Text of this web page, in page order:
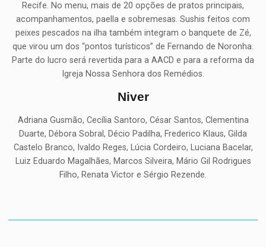
Recife. No menu, mais de 20 opções de pratos principais,
acompanhamentos, paella e sobremesas. Sushis feitos com
peixes pescados na ilha também integram o banquete de Zé,
que virou um dos “pontos turísticos” de Fernando de Noronha.
Parte do lucro será revertida para a AACD e para a reforma da
Igreja Nossa Senhora dos Remédios.
Niver
Adriana Gusmão, Cecília Santoro, César Santos, Clementina
Duarte, Débora Sobral, Décio Padilha, Frederico Klaus, Gilda
Castelo Branco, Ivaldo Reges, Lúcia Cordeiro, Luciana Bacelar,
Luiz Eduardo Magalhães, Marcos Silveira, Mário Gil Rodrigues
Filho, Renata Victor e Sérgio Rezende.